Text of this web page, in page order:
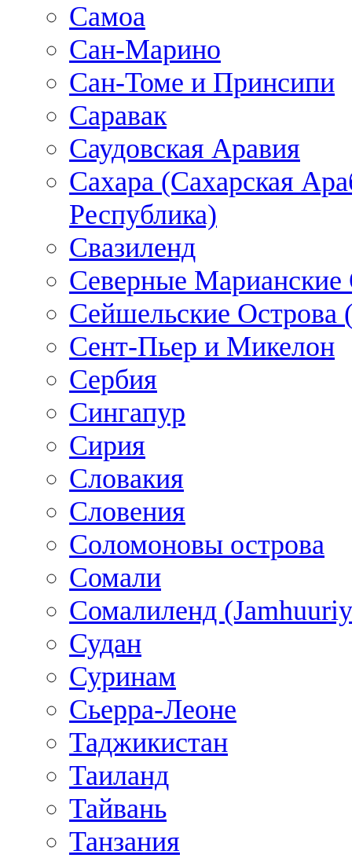
Самоа
Сан-Марино
Сан-Томе и Принсипи
Саравак
Саудовская Аравия
Сахара (Сахарская
Республика)
Свазиленд
Северные Марианские
Сейшельские
Сент-Пьер и Микелон
Сербия
Сингапур
Сирия
Словакия
Словения
Соломоновы острова
Сомали
Сомалиленд
Судан
Суринам
Сьерра-Леоне
Таджикистан
Таиланд
Тайвань
Танзания